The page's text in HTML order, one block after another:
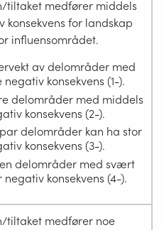
tiltaket medfører middels
konsekvens for landskap
influensområdet.
av delområder med
negativ konsekvens (1-).
delområder med middels
konsekvens (2-).
delområder kan ha stor
konsekvens (3-).
delområder med svært
negativ konsekvens (4-).
tiltaket medfører noe